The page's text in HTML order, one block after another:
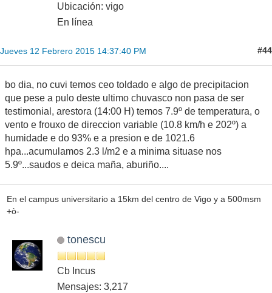
Ubicación: vigo
En línea
Jueves 12 Febrero 2015 14:37:40 PM #44
bo dia, no cuvi temos ceo toldado e algo de precipitacion
que pese a pulo deste ultimo chuvasco non pasa de ser
testimonial, arestora (14:00 H) temos 7.9º de temperatura, o
vento e frouxo de direccion variable (10.8 km/h e 202º) a
humidade e do 93% e a presion e de 1021.6
hpa...acumulamos 2.3 l/m2 e a minima situase nos
5.9º...saudos e deica maña, aburiño....
En el campus universitario a 15km del centro de Vigo y a 500msm
+ò-
tonescu
Cb Incus
Mensajes: 3,217